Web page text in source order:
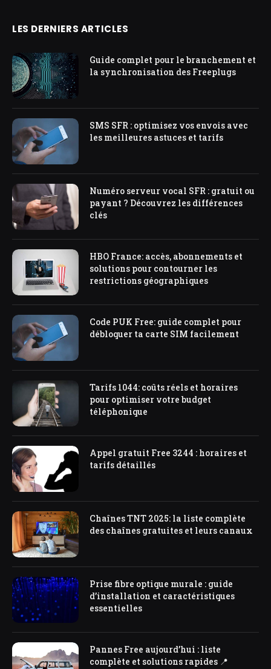
LES DERNIERS ARTICLES
Guide complet pour le branchement et
la synchronisation des Freeplugs
SMS SFR : optimisez vos envois avec
les meilleures astuces et tarifs
Numéro serveur vocal SFR : gratuit ou
payant ? Découvrez les différences
clés
HBO France: accès, abonnements et
solutions pour contourner les
restrictions géographiques
Code PUK Free: guide complet pour
débloquer ta carte SIM facilement
Tarifs 1044: coûts réels et horaires
pour optimiser votre budget
téléphonique
Appel gratuit Free 3244 : horaires et
tarifs détaillés
Chaînes TNT 2025: la liste complète
des chaînes gratuites et leurs canaux
Prise fibre optique murale : guide
d’installation et caractéristiques
essentielles
Pannes Free aujourd’hui : liste
complète et solutions rapides 📍